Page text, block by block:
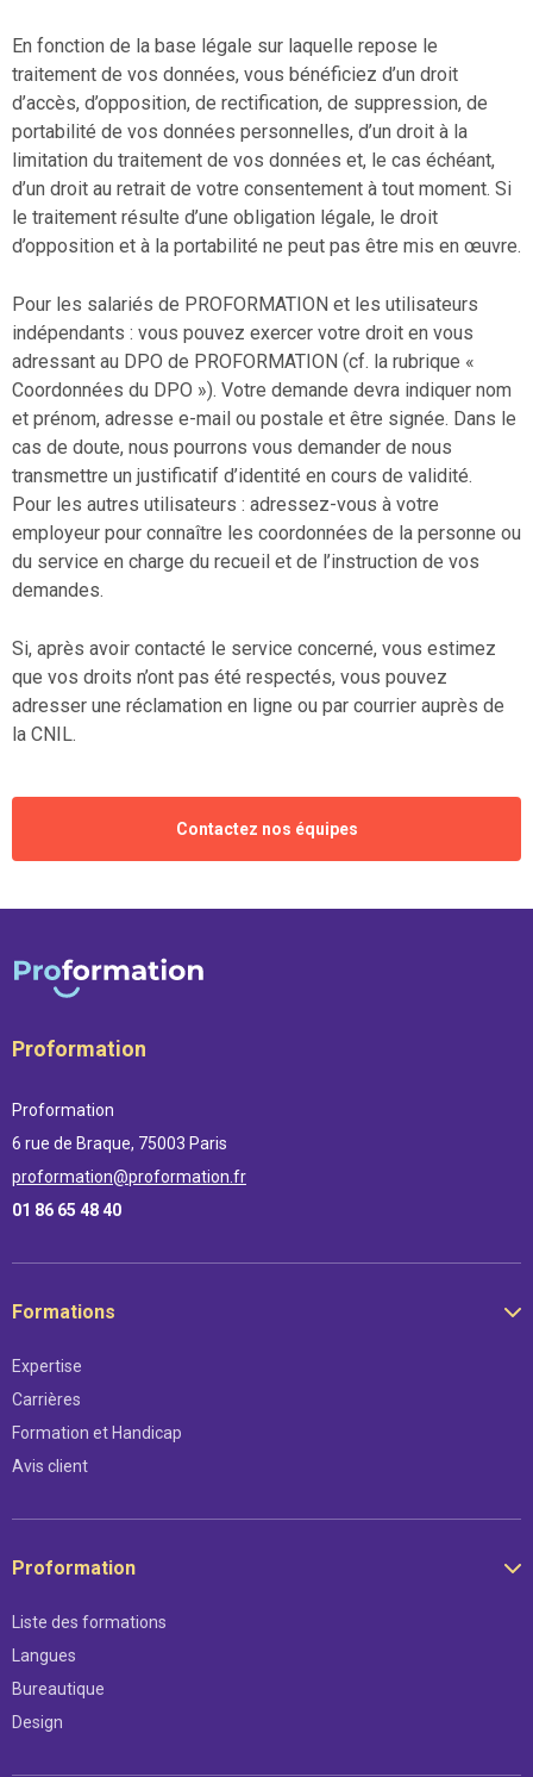
En fonction de la base légale sur laquelle repose le
traitement de vos données, vous bénéficiez d’un droit
d’accès, d’opposition, de rectification, de suppression, de
portabilité de vos données personnelles, d’un droit à la
limitation du traitement de vos données et, le cas échéant,
d’un droit au retrait de votre consentement à tout moment. Si
le traitement résulte d’une obligation légale, le droit
d’opposition et à la portabilité ne peut pas être mis en œuvre.
Pour les salariés de PROFORMATION et les utilisateurs
indépendants : vous pouvez exercer votre droit en vous
adressant au DPO de PROFORMATION (cf. la rubrique «
Coordonnées du DPO »). Votre demande devra indiquer nom
et prénom, adresse e-mail ou postale et être signée. Dans le
cas de doute, nous pourrons vous demander de nous
transmettre un justificatif d’identité en cours de validité.
Pour les autres utilisateurs : adressez-vous à votre
employeur pour connaître les coordonnées de la personne ou
du service en charge du recueil et de l’instruction de vos
demandes.
Si, après avoir contacté le service concerné, vous estimez
que vos droits n’ont pas été respectés, vous pouvez
adresser une réclamation en ligne ou par courrier auprès de
la CNIL.
Contactez nos équipes
Proformation
Proformation
6 rue de Braque, 75003 Paris
proformation@proformation.fr
01 86 65 48 40
Formations
Expertise
Carrières
Formation et Handicap
Avis client
Proformation
Liste des formations
Langues
Bureautique
Design